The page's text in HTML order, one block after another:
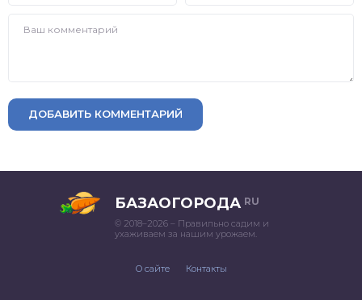
ДОБАВИТЬ КОММЕНТАРИЙ
БАЗАОГОРОДА RU
© 2018–2026 – Правильно садим и
ухаживаем за нашим урожаем.
О сайте Контакты